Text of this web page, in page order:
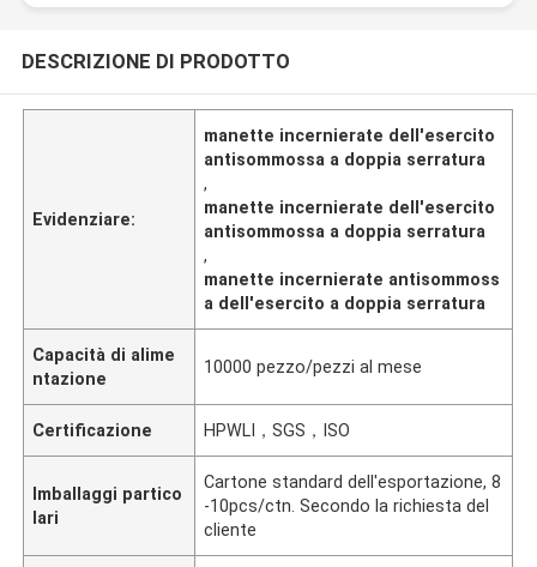
DESCRIZIONE DI PRODOTTO
Evidenziare:
manette incernierate dell'esercito
antisommossa a doppia serratura
,
manette incernierate dell'esercito
antisommossa a doppia serratura
,
manette incernierate antisommoss
a dell'esercito a doppia serratura
Capacità di alime
ntazione
10000 pezzo/pezzi al mese
Certificazione HPWLI，SGS，ISO
Imballaggi partico
lari
Cartone standard dell'esportazione, 8
-10pcs/ctn. Secondo la richiesta del
cliente